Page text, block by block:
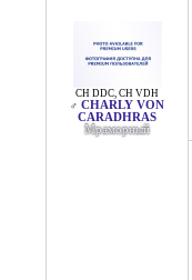
CH DDC, CH VDH
♂ CHARLY VON
CARADHRAS
Мраморный